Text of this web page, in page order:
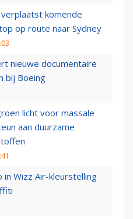
komende
op route naar Sydney
nieuwe documentaire
bij Boeing
licht voor massale
aan duurzame
in Wizz Air-kleurstelling